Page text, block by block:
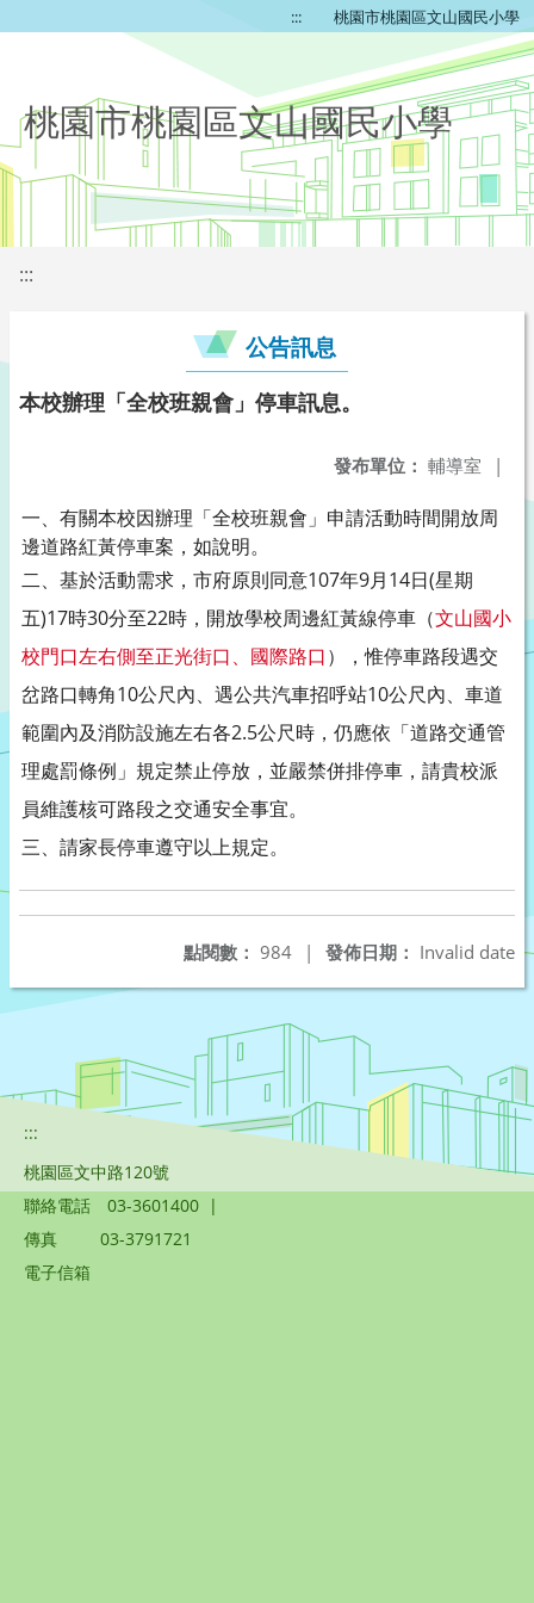
::: 桃園市桃園區文山國民小學
桃園市桃園區文山國民小學
:::
公告訊息
本校辦理「全校班親會」停車訊息。
發布單位： 輔導室 |
一、有關本校因辦理「全校班親會」申請活動時間開放周
邊道路紅黃停車案，如說明。
二、基於活動需求，市府原則同意107年9月14日(星期
五)17時30分至22時，開放學校周邊紅黃線停車（文山國小
校門口左右側至正光街口、國際路口），惟停車路段遇交
岔路口轉角10公尺內、遇公共汽車招呼站10公尺內、車道
範圍內及消防設施左右各2.5公尺時，仍應依「道路交通管
理處罰條例」規定禁止停放，並嚴禁併排停車，請貴校派
員維護核可路段之交通安全事宜。
三、請家長停車遵守以上規定。
發佈日期： Invalid date
點閱數： 984 |
:::
桃園區文中路120號
聯絡電話
03-3601400 |
傳真
03-3791721
電子信箱